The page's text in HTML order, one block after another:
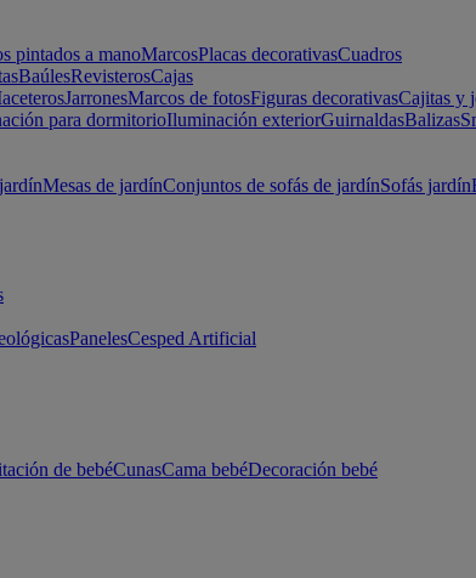
pintados a manoMarcosPlacas decorativasCuadros
BaúlesRevisterosCajas
JarronesMarcos de fotosFiguras decorativasCajitas y
para dormitorioIluminación exteriorGuirnaldasBalizas
Mesas de jardínConjuntos de sofás de jardínSofás jardín
PanelesCesped Artificial
de bebéCunasCama bebéDecoración bebé